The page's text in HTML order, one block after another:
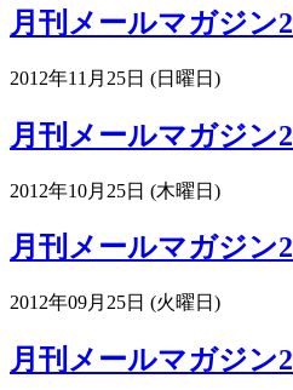
月刊メールマガジン
2012年11月25日 (日曜日)
月刊メールマガジン
2012年10月25日 (木曜日)
月刊メールマガジン
2012年09月25日 (火曜日)
月刊メールマガジン